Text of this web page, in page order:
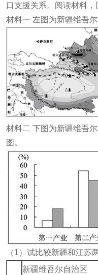
口支援关系。阅读材料，
材料一 左图为新疆维吾
材料二 下图为新疆维吾
图。
（1）试比较新疆和江苏
新疆维吾尔自治区